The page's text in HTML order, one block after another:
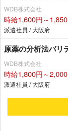
WDB株式会社
時給1,600円～
派遣社員 / 大阪府
原薬の分析法バリ
WDB株式会社
時給1,800円～
派遣社員 / 大阪府